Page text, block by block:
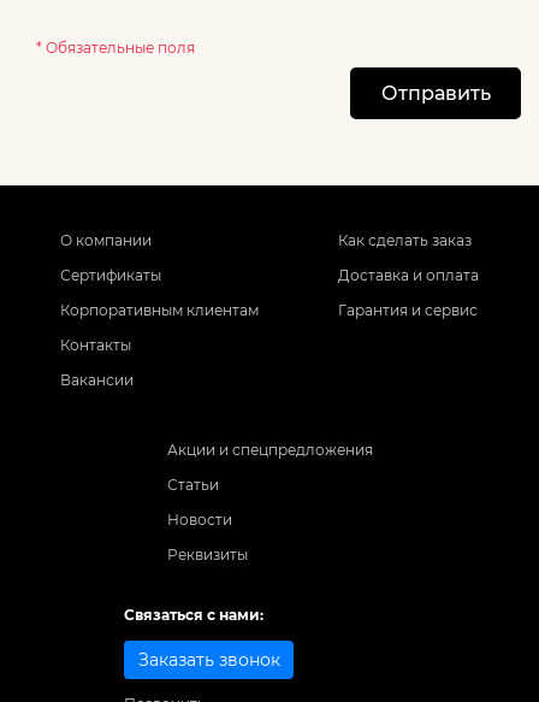
* Обязательные поля
Отправить
О компании
Сертификаты
Корпоративным клиентам
Контакты
Вакансии
Как сделать заказ
Доставка и оплата
Гарантия и сервис
Акции и спецпредложения
Статьи
Новости
Реквизиты
Связаться с нами:
Заказать звонок